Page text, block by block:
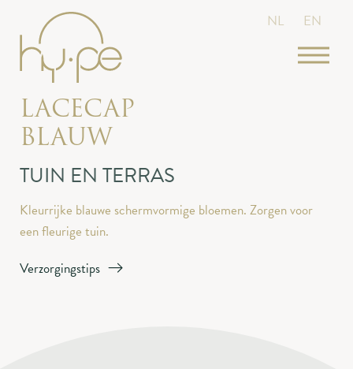
NL EN
LACECAP
BLAUW
TUIN EN TERRAS
Kleurrijke blauwe schermvormige bloemen. Zorgen voor
een fleurige tuin.
Verzorgingstips